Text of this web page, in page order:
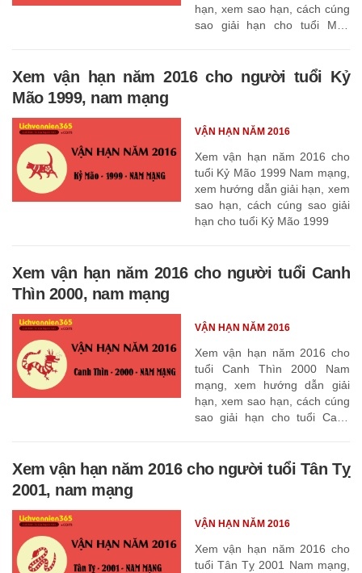
hạn, xem sao hạn, cách cúng
sao giải hạn cho tuổi Mậu
Xem vận hạn năm 2016 cho người tuổi Kỷ
Mão 1999, nam mạng
Xem vận hạn năm 2016 cho
tuổi Kỷ Mão 1999 Nam mạng,
xem hướng dẫn giải hạn, xem
sao hạn, cách cúng sao giải
hạn cho tuổi Kỷ Mão 1999
VẬN HẠN NĂM 2016
Xem vận hạn năm 2016 cho người tuổi Canh
Thìn 2000, nam mạng
Xem vận hạn năm 2016 cho
tuổi Canh Thìn 2000 Nam
mạng, xem hướng dẫn giải
hạn, xem sao hạn, cách cúng
sao giải hạn cho tuổi Canh
VẬN HẠN NĂM 2016
Xem vận hạn năm 2016 cho người tuổi Tân Tỵ
2001, nam mạng
Xem vận hạn năm 2016 cho
tuổi Tân Tỵ 2001 Nam mạng,
VẬN HẠN NĂM 2016